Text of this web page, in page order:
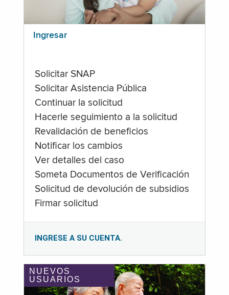
Ingresar
Solicitar SNAP
Solicitar Asistencia Pública
Continuar la solicitud
Hacerle seguimiento a la solicitud
Revalidación de beneficios
Notificar los cambios
Ver detalles del caso
Someta Documentos de Verificación
Solicitud de devolución de subsidios
Firmar solicitud
INGRESE A SU CUENTA.
NUEVOS
USUARIOS